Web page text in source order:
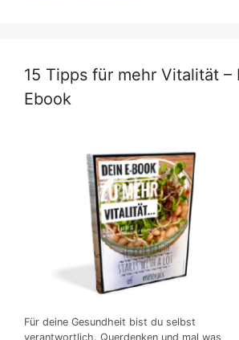
15 Tipps für mehr Vitalität –
Ebook
Für deine Gesundheit bist du selbst
verantwortlich. Querdenken und mal was